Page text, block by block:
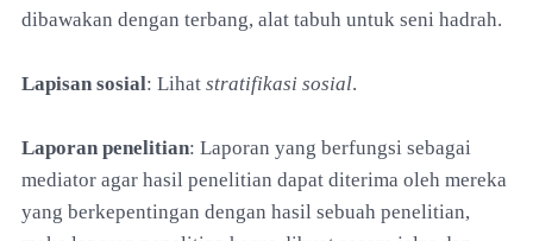
dibawakan dengan terbang, alat tabuh untuk seni hadrah.
Lapisan sosial: Lihat stratifikasi sosial.
Laporan penelitian: Laporan yang berfungsi sebagai
mediator agar hasil penelitian dapat diterima oleh mereka
yang berkepentingan dengan hasil sebuah penelitian,